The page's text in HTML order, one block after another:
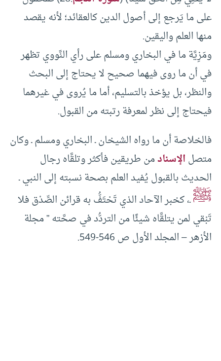
على ما يَرجع إلى أصول الدين كالعقائد؛ لأنه يقصد
منها العلم واليقين.
ومَزِيَّة ما في البخاري ومسلم على رأي النَّووي تظهر
في أن ما روى فيهما صحيح لا يحتاج إلى البحث
والنظر، بل يؤخذ بالتسليم، أما ما يُروى في غيرهما
فيحتاج إلى نظر لمعرفة رتبته من القبول.
فالخلاصة أن ما رواه الشيخان ـ البخاري ومسلم ـ وكان
متصلالإسنادمن طريقين فأكثر وتلقَّاه رجال
الحديث بالقبول يُفيد العلم بصحة نسبته إلى النبي ـ
ﷺـ، كخبر الآحاد الذي تَحْتَفُّ به قرائن الصِّدْق فلا
تَبْقي لمن يتلقَّاه شيئًا من التردُّد في صحَّته ” مجلة
الأزهر – المجلد الأول ص 546-549.